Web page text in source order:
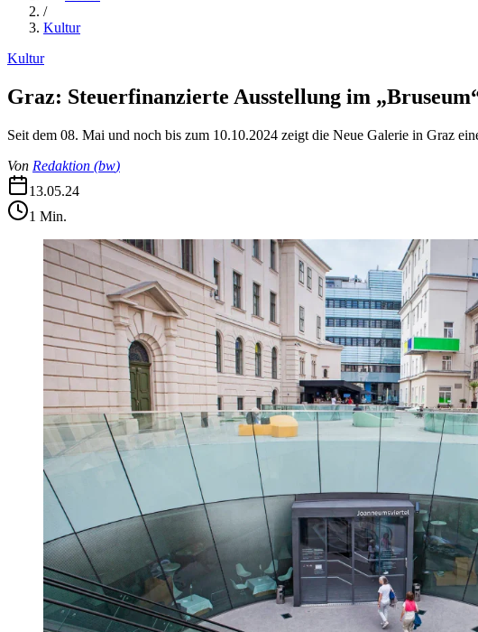
/
Kultur
Kultur
Graz: Steuerfinanzierte Ausstellung im
Seit dem 08. Mai und noch bis zum 10.10.2024 zeigt die Neue Galerie in Graz
Von Redaktion (bw)
13.05.24
1 Min.